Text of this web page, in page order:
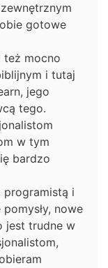
gotowe
też mocno
i tutaj
jego
tego.
w tym
bardzo
programistą i
nowe
jest trudne w